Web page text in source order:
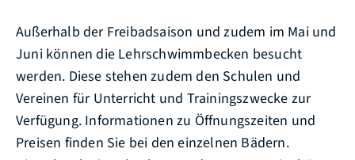
Außerhalb der Freibadsaison und zudem im Mai und
Juni können die Lehrschwimmbecken besucht
werden. Diese stehen zudem den Schulen und
Vereinen für Unterricht und Trainingszwecke zur
Verfügung. Informationen zu Öffnungszeiten und
Preisen finden Sie bei den einzelnen Bädern.